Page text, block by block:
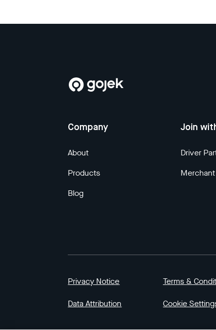
Company
About
Products
Blog
Join
Driver
Privacy Notice Terms &
Data Attribution Cookie